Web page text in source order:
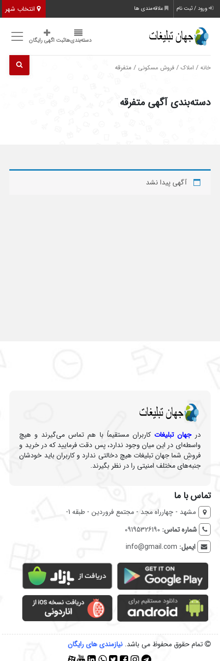
انتخاب شهر ورود / ثبت نام علاقه‌مندی ها
دسته‌بندی‌هاثبت اگهی رایگان
خانه / املاک /فروش مسکونی / متفرقه
دسته‌بندی آگهی متفرقه
آگهی پیدا نشد
درجهان تبلیغات کاربران مستقیماً با هم تماس می‌گیرند و هیچ
واسطه‌ای در این میان وجود ندارد، پس دقت فرمایید که در خرید و
فروشِ شما جهان تبلیغات هیچ دخالتی ندارد و کاربران باید خودشان
جنبه‌های مختلف امنیتی را در نظر بگیرند.
تماس با ما
مشهد - چهارراه مجد - مجتمع فروردین - طبقه 1-
شماره تماس: 09195326190
ایمیل: info@gmail.com
تمام حقوق محفوظ می باشد.نیازمندی‌ های رایگان